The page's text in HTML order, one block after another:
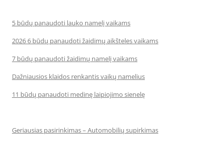
5 būdų panaudoti lauko namelį vaikams
2026 6 būdų panaudoti žaidimų aikšteles vaikams
7 būdų panaudoti žaidimų namelį vaikams
Dažniausios klaidos renkantis vaikų namelius
11 būdų panaudoti medinę laipiojimo sienelę
Geriausias pasirinkimas – Automobilių supirkimas